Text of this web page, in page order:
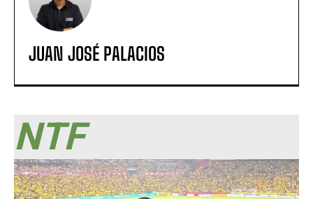
JUAN JOSÉ PALACIOS
NTF